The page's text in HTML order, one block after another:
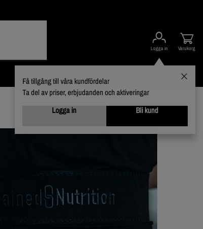
Logga in
Få tillgång till våra kundfördelar
Ta del av priser, erbjudanden och aktiveringar
Logga in
Bli kund
Varukorg
Varumärken